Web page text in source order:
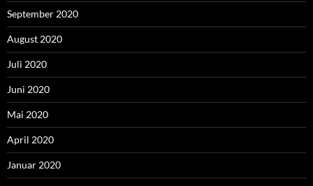
September 2020
August 2020
Juli 2020
Juni 2020
Mai 2020
April 2020
Januar 2020